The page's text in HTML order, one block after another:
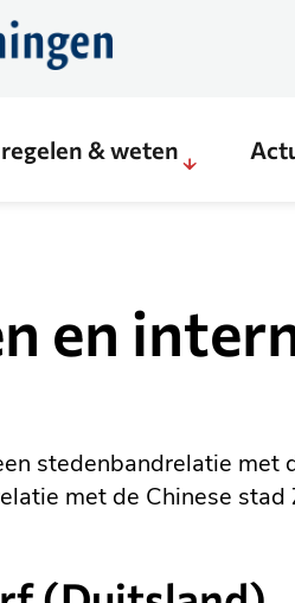
& weten
&
weten
en
stedenbandrelatie
met de Chinese